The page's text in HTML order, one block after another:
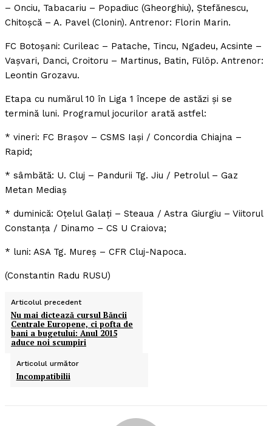
– Onciu, Tabacariu – Popadiuc (Gheorghiu), Ştefănescu,
Chitoşcă – A. Pavel (Clonin). Antrenor: Florin Marin.
FC Botoşani: Curileac – Patache, Tincu, Ngadeu, Acsinte –
Vaşvari, Danci, Croitoru – Martinus, Batin, Fülöp. Antrenor:
Leontin Grozavu.
Etapa cu numărul 10 în Liga 1 începe de astăzi şi se
termină luni. Programul jocurilor arată astfel:
* vineri: FC Braşov – CSMS Iaşi / Concordia Chiajna –
Rapid;
* sâmbătă: U. Cluj – Pandurii Tg. Jiu / Petrolul – Gaz
Metan Mediaş
* duminică: Oţelul Galaţi – Steaua / Astra Giurgiu – Viitorul
Constanţa / Dinamo – CS U Craiova;
* luni: ASA Tg. Mureş – CFR Cluj-Napoca.
(Constantin Radu RUSU)
Articolul precedent
Nu mai dictează cursul Băncii
Centrale Europene, ci pofta de
bani a bugetului: Anul 2015
aduce noi scumpiri
Articolul următor
Incompatibilii